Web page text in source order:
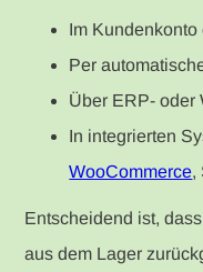
Im
Per
Über ERP- oder
In integrierten
WooCommerce,
Entscheidend ist,
aus dem Lager